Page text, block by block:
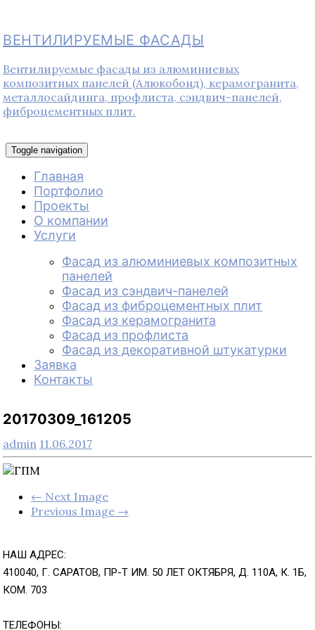
ВЕНТИЛИРУЕМЫЕ ФАСАДЫ
Вентилируемые фасады из алюминиевых
композитных панелей (Алюкобонд), керамогранита,
металлосайдинга, профлиста, сэндвич-панелей,
фиброцементных плит.
Toggle navigation
Главная
Портфолио
Проекты
О компании
Услуги
Фасад из алюминиевых композитных
панелей
Фасад из сэндвич-панелей
Фасад из фиброцементных плит
Фасад из керамогранита
Фасад из профлиста
Фасад из декоративной штукатурки
Заявка
Контакты
20170309_161205
admin 11.06.2017
← Next Image
Previous Image →
НАШ АДРЕС:
410040, Г. САРАТОВ, ПР-Т ИМ. 50 ЛЕТ ОКТЯБРЯ, Д. 110А, К. 1Б,
КОМ. 703
ТЕЛЕФОНЫ: